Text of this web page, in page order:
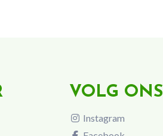
VOLG ONS
Instagram